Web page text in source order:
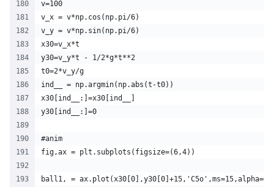
v=100
v_x = v*np.cos(np.pi/6)
v_y = v*np.sin(np.pi/6)
x30=v_x*t
y30=v_y*t - 1/2*g*t**2
t0=2*v_y/g
ind__ = np.argmin(np.abs(t-t0))
x30[ind__:]=x30[ind__]
y30[ind__:]=0
#anim
fig,ax = plt.subplots(figsize=(6,4))
ball1, =